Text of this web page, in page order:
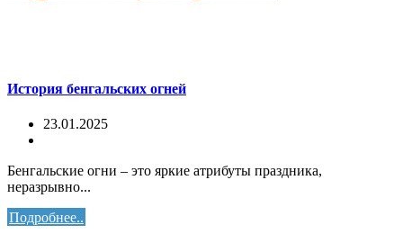
История бенгальских огней
23.01.2025
Бенгальские огни – это яркие атрибуты праздника,
неразрывно...
Подробнее..